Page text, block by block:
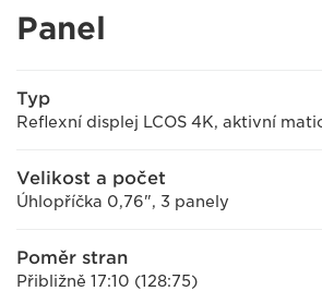
Panel
Typ
Reflexní displej LCOS 4K, aktivní
Velikost a počet
Úhlopříčka 0,76", 3 panely
Poměr stran
Přibližně 17:10 (128:75)